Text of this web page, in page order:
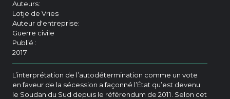
Auteurs:
Lotje de Vries
Auteur d'entreprise:
Guerre civile
Publié :
2017
L’interprétation de l’autodétermination comme un vote
en faveur de la sécession a façonné l’État qu’est devenu
le Soudan du Sud depuis le référendum de 2011. Selon cet